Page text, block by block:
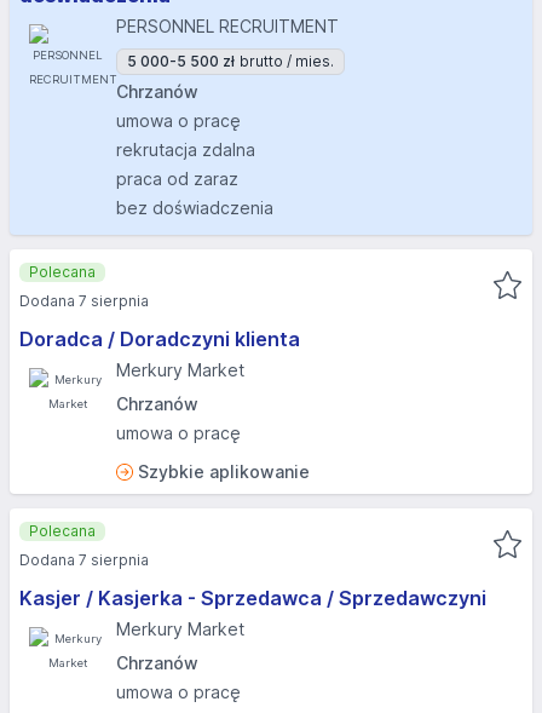
PERSONNEL RECRUITMENT
5 000-5 500 zł brutto / mies.
Chrzanów
umowa o pracę
rekrutacja zdalna
praca od zaraz
bez doświadczenia
Doradca / Doradczyni klienta
Merkury Market
Chrzanów
umowa o pracę
Szybkie aplikowanie
Polecana
Dodana 7 sierpnia
Kasjer / Kasjerka - Sprzedawca / Sprzedawczyni
Merkury Market
Chrzanów
umowa o pracę
Polecana
Dodana 7 sierpnia